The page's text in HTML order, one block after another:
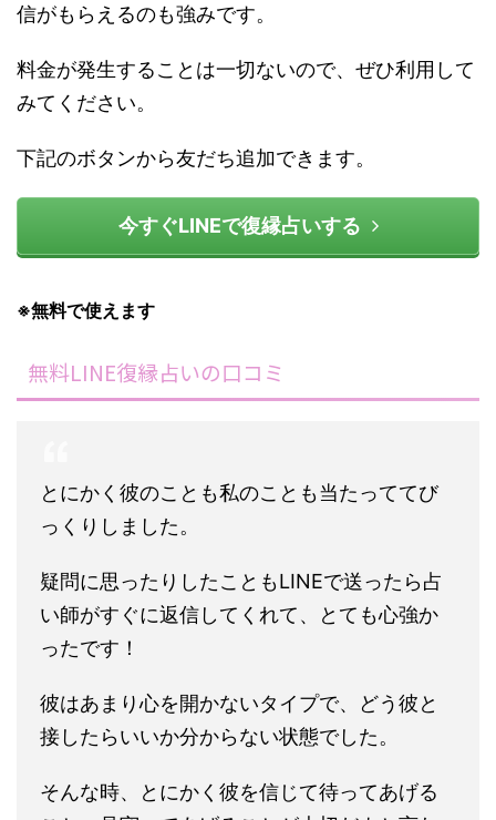
信がもらえるのも強みです。
料金が発生することは一切ないので、ぜひ利用して
みてください。
下記のボタンから友だち追加できます。
今すぐLINEで復縁占いする
※無料で使えます
無料LINE復縁占いの口コミ
とにかく彼のことも私のことも当たっててび
っくりしました。
疑問に思ったりしたこともLINEで送ったら占
い師がすぐに返信してくれて、とても心強か
ったです！
彼はあまり心を開かないタイプで、どう彼と
接したらいいか分からない状態でした。
そんな時、とにかく彼を信じて待ってあげる